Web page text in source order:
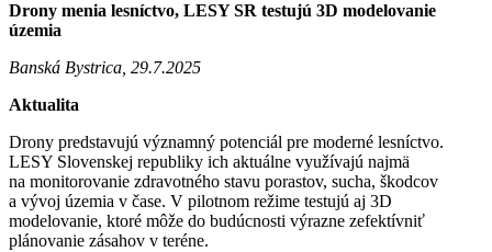
Drony menia lesníctvo, LESY SR testujú 3D modelovanie
územia
Banská Bystrica, 29.7.2025
Aktualita
Drony predstavujú významný potenciál pre moderné lesníctvo.
LESY Slovenskej republiky ich aktuálne využívajú najmä
na monitorovanie zdravotného stavu porastov, sucha, škodcov
a vývoj územia v čase. V pilotnom režime testujú aj 3D
modelovanie, ktoré môže do budúcnosti výrazne zefektívniť
plánovanie zásahov v teréne.